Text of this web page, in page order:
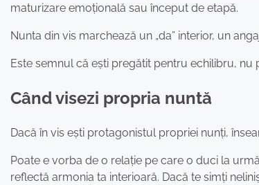
maturizare emoțională sau început de etapă.
Nunta din vis marchează un „da” interior, un
Este semnul că ești pregătit pentru echilibru, nu
Când visezi propria nuntă
Dacă în vis ești protagonistul propriei nunți,
Poate e vorba de o relație pe care o duci la
reflectă armonia ta interioară. Dacă te simți